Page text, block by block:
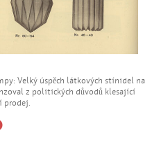
Velký úspěch látkových stínidel na
z politických důvodů klesající
prodej.